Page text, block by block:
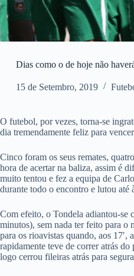
Dias como o de hoje não
15 de Setembro, 2019
O futebol, por vezes, torna-se
dia tremendamente feliz para
Cinco foram os seus remates,
hora de acertar na baliza, assim é
muito tentou e fez a equipa de
durante todo o encontro e lutou até
Com efeito, o Tondela adiantou-se
minutos), sem nada ter feito para o
para os rioavistas quando, aos
rapidamente teve de correr atrás
logo cerrou fileiras atrás para